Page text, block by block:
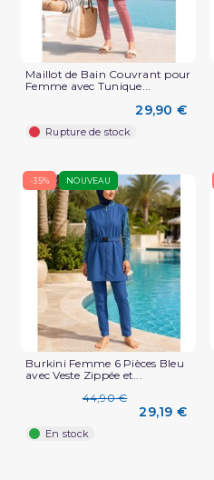
Maillot de Bain Couvrant pour
Femme avec Tunique...
29,90 €
Rupture de stock
-35% NOUVEAU
Burkini Femme 6 Pièces Bleu
avec Veste Zippée et...
44,90 €
29,19 €
En stock